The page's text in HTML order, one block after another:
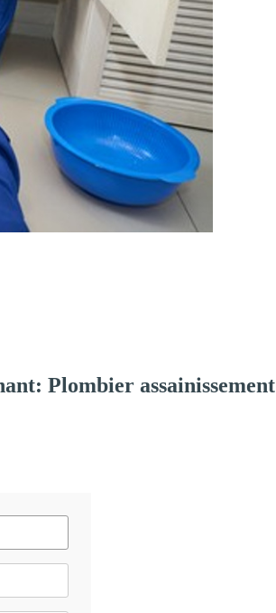
Plombier assainissement